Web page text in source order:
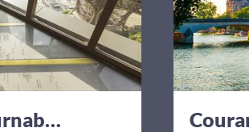
Les incontournables